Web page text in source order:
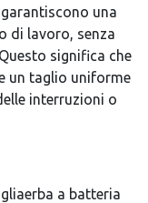
una
di lavoro, senza
significa che
un taglio uniforme
interruzioni o
a batteria